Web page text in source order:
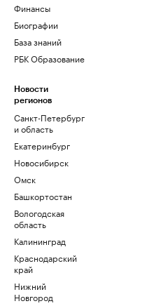
Финансы
Биографии
База знаний
РБК Образование
Новости
регионов
Санкт-Петербург
и область
Екатеринбург
Новосибирск
Омск
Башкортостан
Вологодская
область
Калининград
Краснодарский
край
Нижний
Новгород